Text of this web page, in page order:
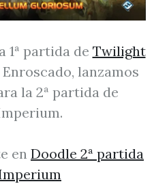
1ª partida de Twilight
lanzamos
la 2ª partida de
en Doodle 2ª partida